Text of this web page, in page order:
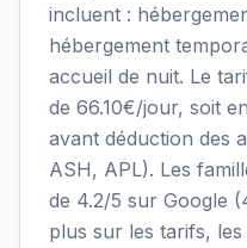
incluent :
hébergement
accueil de nuit. Le
de 66.10€/jour, soit
avant déduction des
ASH, APL). Les
de 4.2/5 sur Google
plus sur les tarifs, les